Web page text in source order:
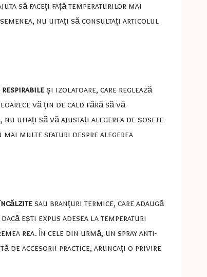
să faceți față temperaturilor mai
nu uitați să consultați articolul
respirabileși izolatoare, care reglează
vă țin de cald fără să vă
uitați să vă ajustați alegerea de șosete
multe sfaturi despre alegerea
sau branțuri termice, care adaugă
ești expus adesea la temperaturi
rea. În cele din urmă, un spray anti-
de accesorii practice, aruncați o privire